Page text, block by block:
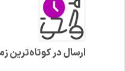
ارسال در کوتاه‌ترین